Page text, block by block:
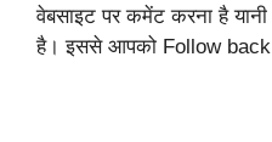
वेबसाइट पर कमेंट करना है
है। इससे आपको Follow